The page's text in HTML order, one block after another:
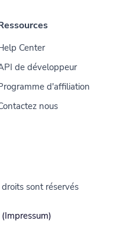
Center
de développeur
d'affiliation
nous
droits sont réservés